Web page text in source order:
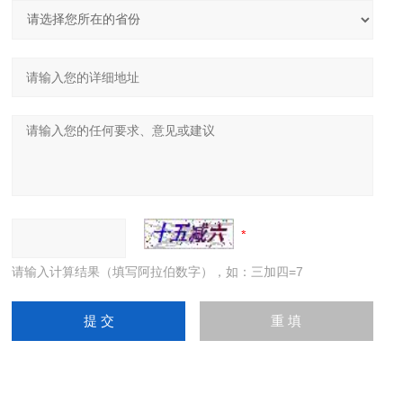
请输入计算结果（填写阿拉伯数字），如：三加四=7